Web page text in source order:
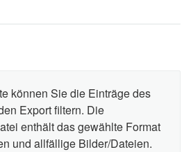
können Sie die Einträge des
Export filtern. Die
enthält das gewählte Format
und allfällige Bilder/Dateien.